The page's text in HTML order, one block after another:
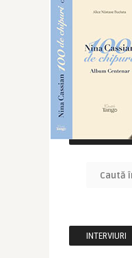
CAUTĂ ÎN
INTERVIURI